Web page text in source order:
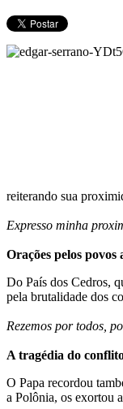
reiterando sua
Expresso minha
Orações pelos povos
Do País dos Cedros,
pela brutalidade dos
Rezemos por todos,
A tragédia do
O Papa recordou
a Polônia, os exortou